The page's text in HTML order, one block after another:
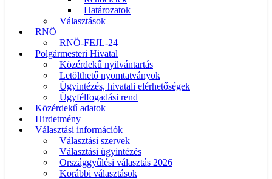
Határozatok
Választások
RNÖ
RNÖ-FEJL-24
Polgármesteri Hivatal
Közérdekű nyilvántartás
Letölthető nyomtatványok
Ügyintézés, hivatali elérhetőségek
Ügyfélfogadási rend
Közérdekű adatok
Hirdetmény
Választási információk
Választási szervek
Választási ügyintézés
Országgyűlési választás 2026
Korábbi választások